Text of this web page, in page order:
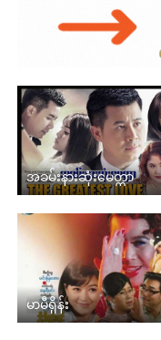
အခမ်းနားဆုံးမေတ္တာ
မာမီရှိန်း